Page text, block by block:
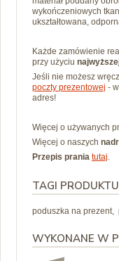
wykończeniowych
ukształtowana,
Każde zamówienie
przy użyciu
Jeśli nie możesz
poczty prezentowej -
adres!
Więcej o używanych
Więcej o naszych
Przepis prania tutaj.
TAGI PRODUKTU
poduszka na prezent,
WYKONANE W